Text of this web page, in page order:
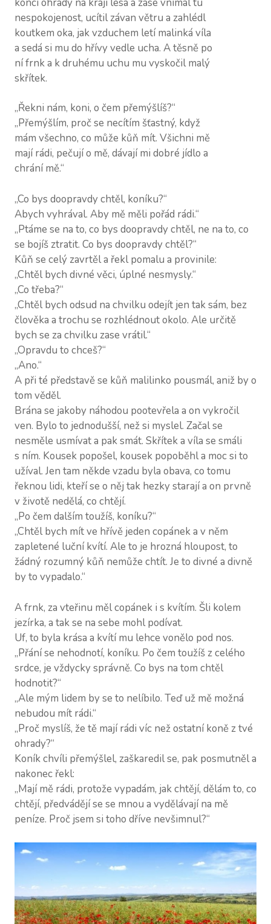
konci ohrady na kraji lesa a zase vnímal tu
nespokojenost, ucítil závan větru a zahlédl
koutkem oka, jak vzduchem letí malinká víla
a sedá si mu do hřívy vedle ucha. A těsně po
ní frnk a k druhému uchu mu vyskočil malý
skřítek.
„Řekni nám, koni, o čem přemýšlíš?“
„Přemýšlím, proč se necítím šťastný, když
mám všechno, co může kůň mít. Všichni mě
mají rádi, pečují o mě, dávají mi dobré jídlo a
chrání mě.“
„Co bys doopravdy chtěl, koníku?“
Abych vyhrával. Aby mě měli pořád rádi.“
„Ptáme se na to, co bys doopravdy chtěl, ne na to, co
se bojíš ztratit. Co bys doopravdy chtěl?“
Kůň se celý zavrtěl a řekl pomalu a provinile:
„Chtěl bych divné věci, úplné nesmysly.“
„Co třeba?“
„Chtěl bych odsud na chvilku odejít jen tak sám, bez
člověka a trochu se rozhlédnout okolo. Ale určitě
bych se za chvilku zase vrátil.“
„Opravdu to chceš?“
„Ano.“
A při té představě se kůň malilinko pousmál, aniž by o
tom věděl.
Brána se jakoby náhodou pootevřela a on vykročil
ven. Bylo to jednodušší, než si myslel. Začal se
nesměle usmívat a pak smát. Skřítek a víla se smáli
s ním. Kousek popošel, kousek popoběhl a moc si to
užíval. Jen tam někde vzadu byla obava, co tomu
řeknou lidi, kteří se o něj tak hezky starají a on prvně
v životě nedělá, co chtějí.
„Po čem dalším toužíš, koníku?“
„Chtěl bych mít ve hřívě jeden copánek a v něm
zapletené luční kvítí. Ale to je hrozná hloupost, to
žádný rozumný kůň nemůže chtít. Je to divné a divně
by to vypadalo.“
A frnk, za vteřinu měl copánek i s kvítím. Šli kolem
jezírka, a tak se na sebe mohl podívat.
Uf, to byla krása a kvítí mu lehce vonělo pod nos.
„Přání se nehodnotí, koníku. Po čem toužíš z celého
srdce, je vždycky správně. Co bys na tom chtěl
hodnotit?“
„Ale mým lidem by se to nelíbilo. Teď už mě možná
nebudou mít rádi.“
„Proč myslíš, že tě mají rádi víc než ostatní koně z tvé
ohrady?“
Koník chvíli přemýšlel, zaškaredil se, pak posmutněl a
nakonec řekl:
„Mají mě rádi, protože vypadám, jak chtějí, dělám to, co
chtějí, předvádějí se se mnou a vydělávají na mě
peníze. Proč jsem si toho dříve nevšimnul?“